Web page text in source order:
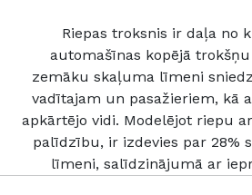
Riepas troksnis ir daļa no
automašīnas kopējā trokšņu
zemāku skaļuma līmeni
vadītajam un pasažieriem, kā
apkārtējo vidi. Modelējot riepu
palīdzību, ir izdevies par 28%
līmeni, salīdzinājumā ar